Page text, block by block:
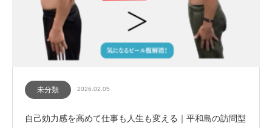
未分類 2026.02.05
自己効力感を高めて仕事も人生も変える｜平和島の訪問型